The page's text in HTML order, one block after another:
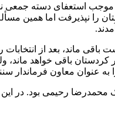
شد، آمدن او موجب استعفای
را نپذیرفت اما همین
خواهد ماند، ولی در ۱۴ دیماه
فرماندار سنندج و
محمدرضا رحیمی بود. در